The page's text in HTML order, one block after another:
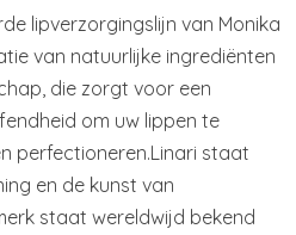
lipverzorgingslijn van Monika
van natuurlijke ingrediënten
die zorgt voor een
om uw lippen te
perfectioneren.Linari staat
en de kunst van
staat wereldwijd bekend